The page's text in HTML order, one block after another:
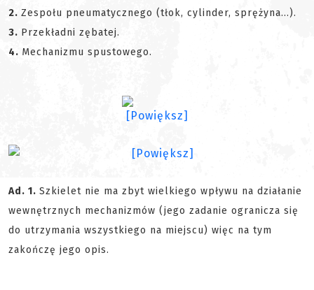
2. Zespołu pneumatycznego (tłok, cylinder, sprężyna...).
3. Przekładni zębatej.
4. Mechanizmu spustowego.
Ad. 1. Szkielet nie ma zbyt wielkiego wpływu na działanie
wewnętrznych mechanizmów (jego zadanie ogranicza się
do utrzymania wszystkiego na miejscu) więc na tym
zakończę jego opis.